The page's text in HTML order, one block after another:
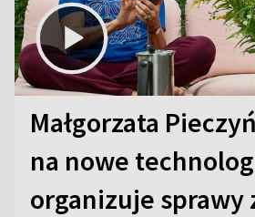
Małgorzata
na nowe
organizuje sprawy